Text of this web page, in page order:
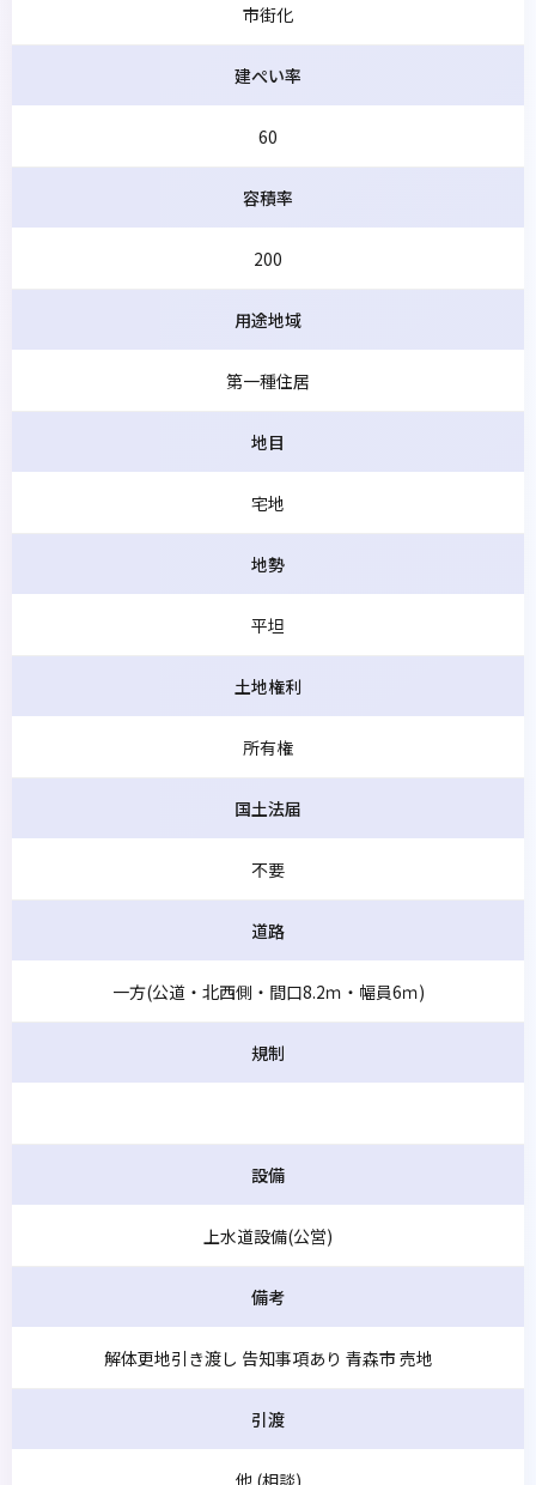
市街化
建ぺい率
60
容積率
200
用途地域
第一種住居
地目
宅地
地勢
平坦
土地権利
所有権
国土法届
不要
道路
一方(公道・北西側・間口8.2ｍ・幅員6ｍ)
規制
設備
上水道設備(公営)
備考
解体更地引き渡し 告知事項あり 青森市 売地
引渡